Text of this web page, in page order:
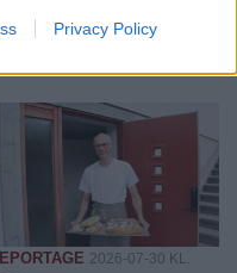
Privacy Policy
2026-07-30 KL.